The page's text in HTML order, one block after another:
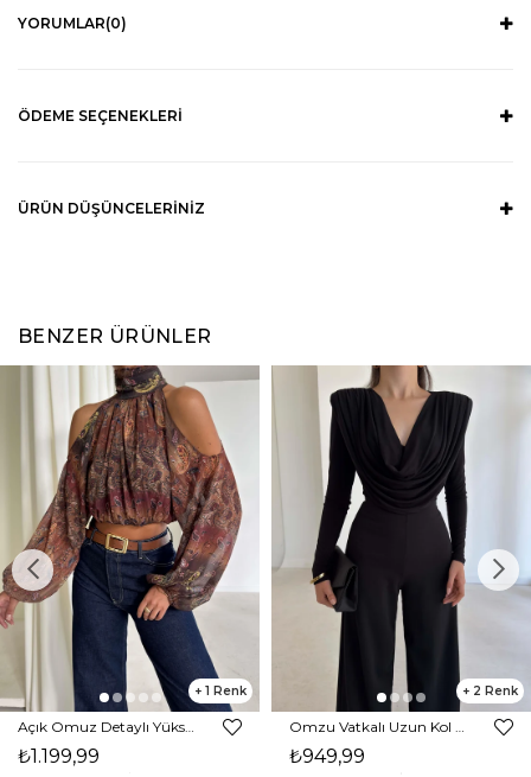
YORUMLAR(0)
ÖDEME SEÇENEKLERI
ÜRÜN DÜŞÜNCELERINIZ
BENZER ÜRÜNLER
1
₺1.199,99
2
₺949,99